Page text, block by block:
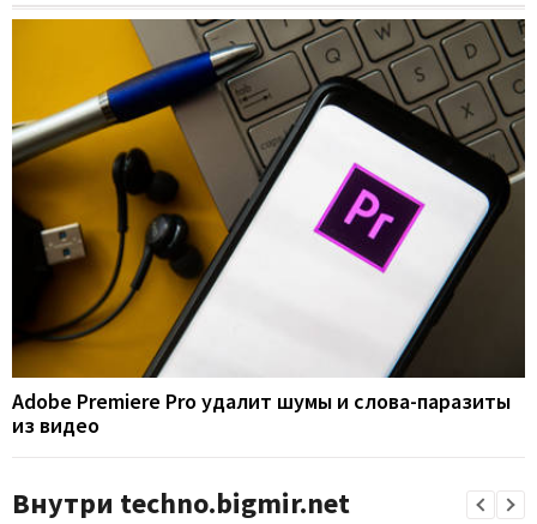
Adobe Premiere Pro удалит шумы и слова-паразиты
из видео
Внутри techno.bigmir.net